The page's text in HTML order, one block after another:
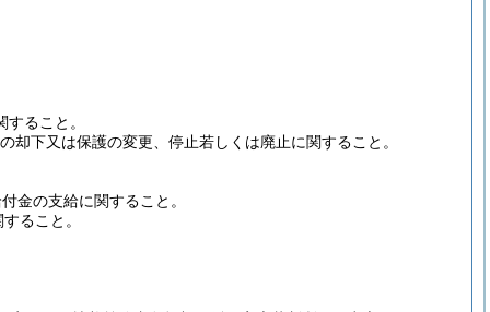
ること。
下又は保護の変更、停止若しくは廃止に関すること。
金の支給に関すること。
ること。